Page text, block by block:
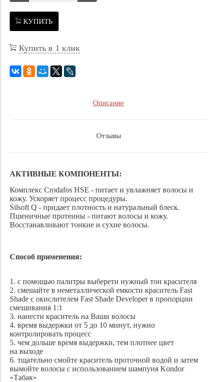
КУПИТЬ
Купить в 1 клик
Описание
Отзывы
АКТИВНЫЕ КОМПОНЕНТЫ:
Комплекс Crodafos HSE - питает и увлажняет волосы и
кожу. Ускоряет процесс процедуры.
Silsoft Q - придает плотность и натуральный блеск.
Пшеничные протеины - питают волосы и кожу.
Восстанавливают тонкие и сухие волосы.
Способ применения:
1. с помощью палитры выберети нужный тон красителя
2. смешайте в неметаллической емкости краситель Fast
Shade с окислителем Fast Shade Developer в пропорции
смешивания 1:1
3. нанести краситель на Ваши волосы
4. время выдержки от 5 до 10 минут, нужно
контролировать процесс
5. чем дольше время выдержки, тем плотнее цвет
на выходе
6. тщательно смойте краситель проточной водой и затем
вымойте волосы с использованием шампуня Kondor
«Табак»